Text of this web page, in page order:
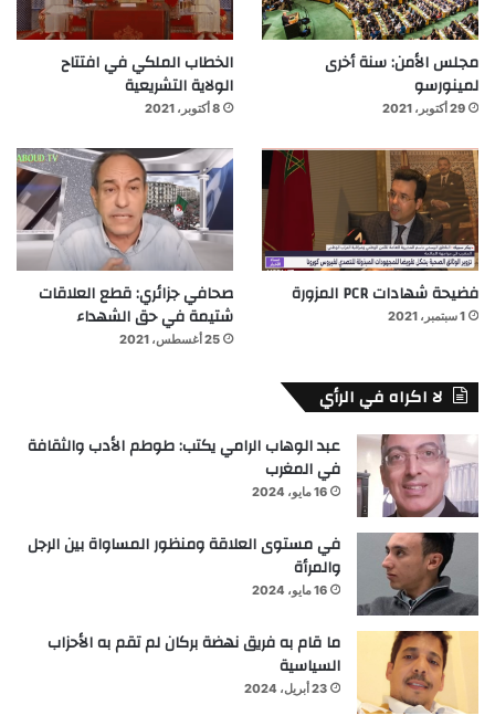
مجلس الأمن: سنة أخرى
لمينورسو
29 أكتوبر، 2021
الخطاب الملكي في افتتاح
الولاية التشريعية
8 أكتوبر، 2021
فضيحة شهادات PCR المزورة
1 سبتمبر، 2021
صحافي جزائري: قطع العلاقات
شتيمة في حق الشهداء
25 أغسطس، 2021
لا اكراه في الرأي
عبد الوهاب الرامي يكتب: طوطم الأدب والثقافة
في المغرب
16 مايو، 2024
في مستوى العلاقة ومنظور المساواة بين الرجل
والمرأة
16 مايو، 2024
ما قام به فريق نهضة بركان لم تقم به الأحزاب
السياسية
23 أبريل، 2024